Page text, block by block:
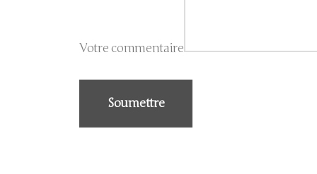
Votre commentaire
Soumettre